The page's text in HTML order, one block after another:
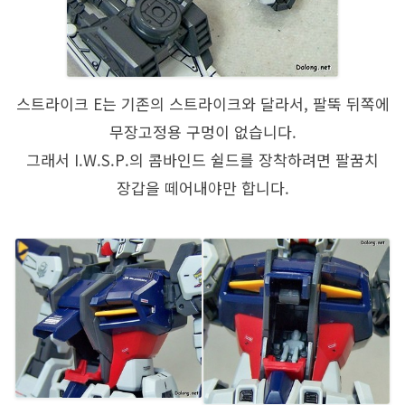
스트라이크 E는 기존의 스트라이크와 달라서, 팔뚝 뒤쪽에
무장고정용 구멍이 없습니다.
그래서 I.W.S.P.의 콤바인드 쉴드를 장착하려면 팔꿈치
장갑을 떼어내야만 합니다.